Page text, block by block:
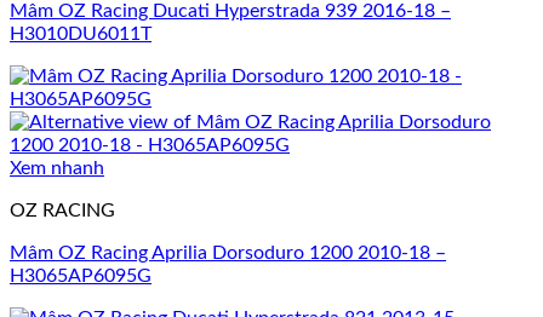
Mâm OZ Racing Ducati Hyperstrada 939 2016-18 –
H3010DU6011T
Xem nhanh
OZ RACING
Mâm OZ Racing Aprilia Dorsoduro 1200 2010-18 –
H3065AP6095G